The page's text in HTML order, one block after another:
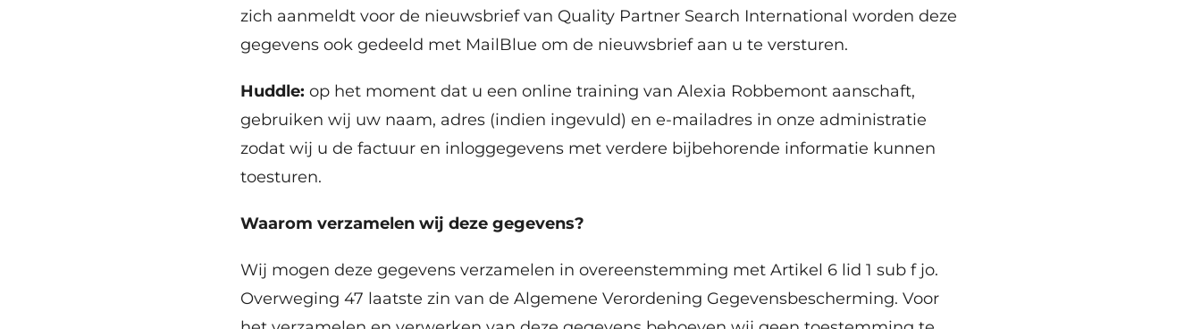
zich aanmeldt voor de nieuwsbrief van Quality Partner Search International worden deze
gegevens ook gedeeld met MailBlue om de nieuwsbrief aan u te versturen.
Huddle: op het moment dat u een online training van Alexia Robbemont aanschaft,
gebruiken wij uw naam, adres (indien ingevuld) en e-mailadres in onze administratie
zodat wij u de factuur en inloggegevens met verdere bijbehorende informatie kunnen
toesturen.
Waarom verzamelen wij deze gegevens?
Wij mogen deze gegevens verzamelen in overeenstemming met Artikel 6 lid 1 sub f jo.
Overweging 47 laatste zin van de Algemene Verordening Gegevensbescherming. Voor